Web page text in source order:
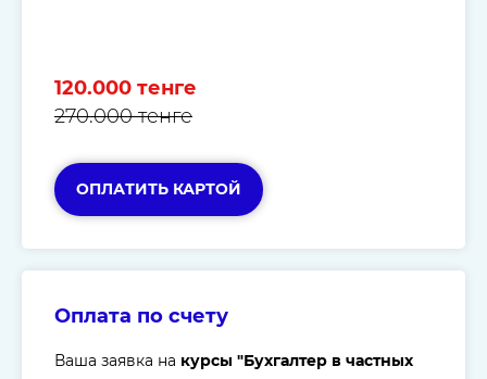
120.000 тенге
270.000 тенге
ОПЛАТИТЬ КАРТОЙ
Оплата по счету
Ваша заявка на курсы "Бухгалтер в частных